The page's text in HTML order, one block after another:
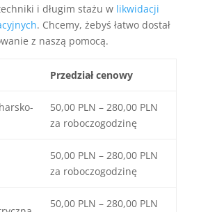
i długim stażu w likwidacji
. Chcemy, żebyś łatwo dostał
z naszą pomocą.
Przedział cenowy
50,00 PLN – 280,00 PLN
za roboczogodzinę
50,00 PLN – 280,00 PLN
za roboczogodzinę
50,00 PLN – 280,00 PLN